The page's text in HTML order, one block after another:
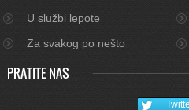
U službi lepote
Za svakog po nešto
PRATITE NAS